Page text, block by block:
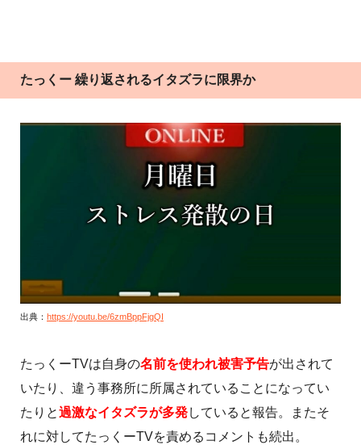
たっくー 繰り返されるイタズラに限界か
出典： https://youtu.be/6zmBppFjgQI
たっくーTVは自身の名前を使われ被害予告が出されて
いたり、違う事務所に所属されていることになってい
たりと過激なイタズラが多発していると報告。またそ
れに対してたっくーTVを責めるコメントも続出。